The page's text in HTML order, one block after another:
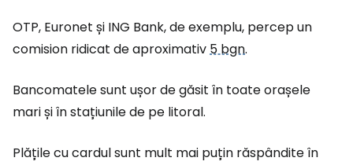
OTP, Euronet și ING Bank, de exemplu, percep un
comision ridicat de aproximativ5 bgn.
Bancomatele sunt ușor de găsit în toate orașele
mari și în stațiunile de pe litoral.
Plățile cu cardul sunt mult mai puțin răspândite în